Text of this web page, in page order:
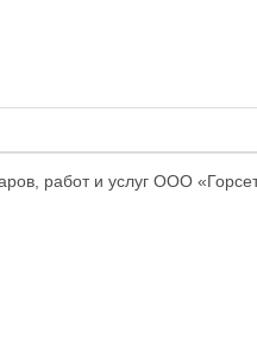
работ и услуг ООО